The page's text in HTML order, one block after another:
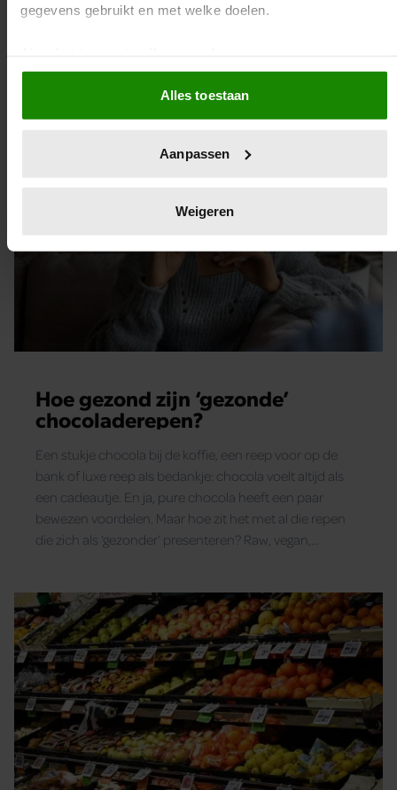
gegevens gebruikt en met welke doelen.
Informatie verzamelen over uw geografische
locatie, die tot een paar meter nauwkeurig kan zijn
Uw apparaat identificeren door het actief te scannen
Lees meer over hoe uw persoonlijke gegevens worden
kunt uw toestemming op elk moment wijzigen of intrekken
We gebruiken cookies om content en advertenties te
personaliseren, om functies voor social media te bieden en
om ons websiteverkeer te analyseren. Ook delen we
informatie over uw gebruik van onze site met onze partners
voor social media, adverteren en analyse. Deze partners
die u aan ze heeft verstrekt of die ze hebben verzameld op
basis van uw gebruik van hun services. U gaat akkoord
Alles toestaan
Aanpassen
Weigeren
Het wordt aangeraden om elke dag minstens 250 gram
groenten en fruit niet alleen makkelijk, maar ook lekker
Hoe gezond zijn ‘gezonde’
chocoladerepen?
Een stukje chocola bij de koffie, een reep voor op de
bank of luxe reep als bedankje: chocola voelt altijd als
een cadeautje. En ja, pure chocola heeft een paar
bewezen voordelen. Maar hoe zit het met al die repen
die zich als ‘gezonder’ presenteren? Raw, vegan,